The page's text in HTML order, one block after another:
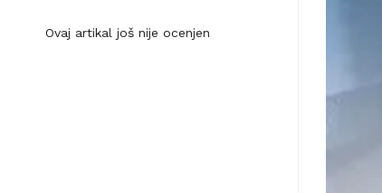
Ovaj artikal još nije ocenjen